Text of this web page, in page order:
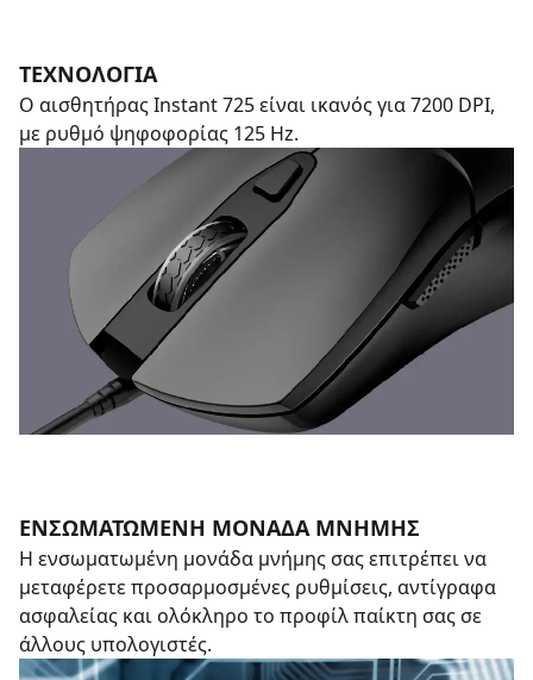
ΤΕΧΝΟΛΟΓΙΑ
Ο αισθητήρας Instant 725 είναι ικανός για 7200 DPI,
με ρυθμό ψηφοφορίας 125 Hz.
ΕΝΣΩΜΑΤΩΜΕΝΗ ΜΟΝΑΔΑ ΜΝΗΜΗΣ
Η ενσωματωμένη μονάδα μνήμης σας επιτρέπει να
μεταφέρετε προσαρμοσμένες ρυθμίσεις, αντίγραφα
ασφαλείας και ολόκληρο το προφίλ παίκτη σας σε
άλλους υπολογιστές.